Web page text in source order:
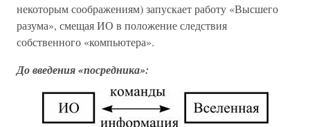
некоторым соображениям) запускает работу «Высшего
разума», смещая ИО в положение следствия
собственного «компьютера».
До введения «посредника»: